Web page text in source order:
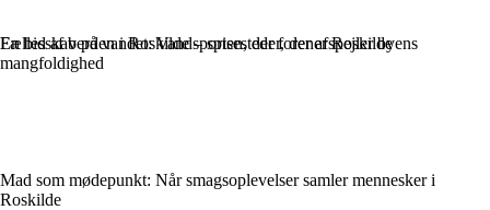
En bid af verden i Roskilde – spisesteder, der afspejler byens
mangfoldighed
Mad som mødepunkt: Når smagsoplevelser samler mennesker i
Roskilde
Fællesskab på vandet: Vandsporten, der forener Roskilde